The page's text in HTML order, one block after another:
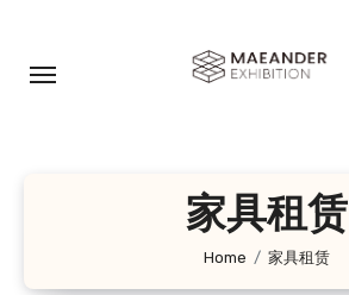
家具租赁
Home 家具租赁